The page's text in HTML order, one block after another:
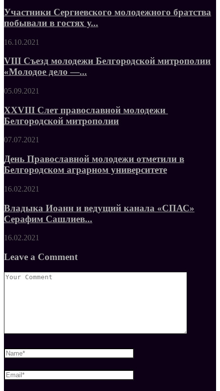
Участники Сергиевского молодежного братства
побывали в гостях у...
16.10.2021
VIII Съезд молодежи Белгородской митрополии
«Молодое дело —...
05.09.2021
XXVIII Слет православной молодежи
Белгородской митрополии
07.07.2021
День Православной молодежи отметили в
Белгородском аграрном университете
16.02.2021
Владыка Иоанн и ведущий канала «СПАС»
Серафим Сашлиев...
16.02.2021
Leave a Comment